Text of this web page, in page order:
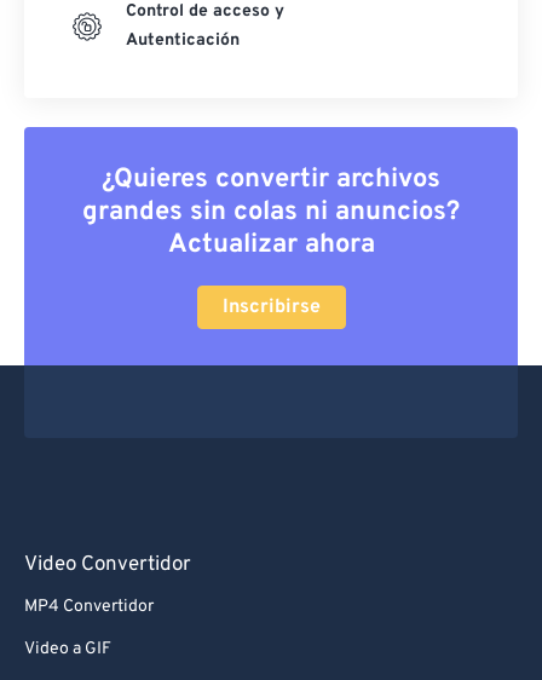
Control de acceso y
Autenticación
¿Quieres convertir archivos
grandes sin colas ni anuncios?
Actualizar ahora
Inscribirse
Video Convertidor
MP4 Convertidor
Video a GIF